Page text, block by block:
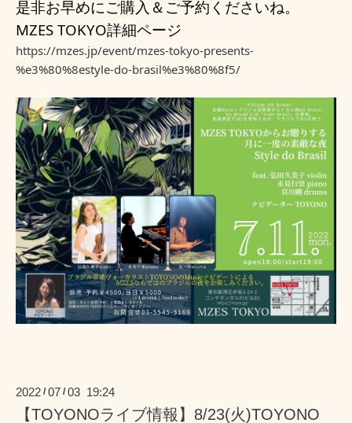
是非お早めにご購入＆ご予約くださいね。
MZES TOKYO詳細ページ
https://mzes.jp/event/mzes-tokyo-presents-
%e3%80%8estyle-do-brasil%e3%80%8f5/
2022 /07 /03 19:24
【TOYONOライブ情報】8/23(火)TOYONO